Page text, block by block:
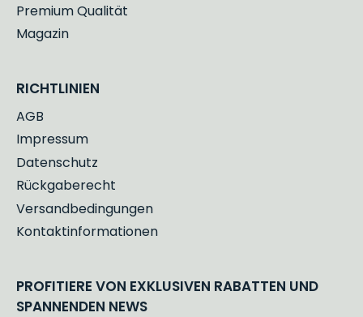
Premium Qualität
Magazin
RICHTLINIEN
AGB
Impressum
Datenschutz
Rückgaberecht
Versandbedingungen
Kontaktinformationen
PROFITIERE VON EXKLUSIVEN RABATTEN UND
SPANNENDEN NEWS